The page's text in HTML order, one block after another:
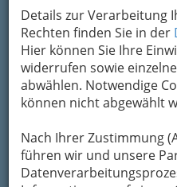
Details zur Verarbeitung
Rechten finden Sie in der
Hier können Sie Ihre
widerrufen sowie
abwählen. Notwendige
können nicht abgewählt
Nach Ihrer Zustimmung
führen wir und unsere
Um die Info-Graz
bewahren, verwenden
Übermittlung Ihrer
Formular. Ihre
Absenden
Unternehmen
Mein Name